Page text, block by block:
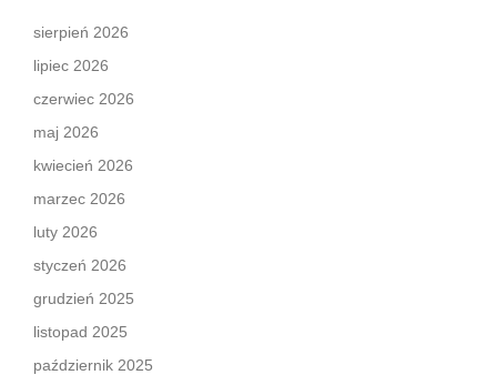
sierpień 2026
lipiec 2026
czerwiec 2026
maj 2026
kwiecień 2026
marzec 2026
luty 2026
styczeń 2026
grudzień 2025
listopad 2025
październik 2025